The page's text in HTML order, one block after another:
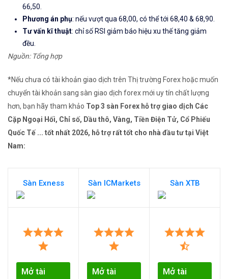
66,50.
Phương án phụ: nếu vượt qua 68,00, có thể tới 68,40 & 68,90.
Tư vấn kĩ thuật: chỉ số RSI giảm báo hiệu xu thế tăng giảm
đều.
Nguồn: Tổng hợp
*Nếu chưa có tài khoản giao dịch trên Thị trường Forex hoặc muốn
chuyển tài khoản sang sàn giao dịch forex mới uy tín chất lượng
hơn, bạn hãy tham khảo Top 3 sàn Forex hỗ trợ giao dịch Các
Cặp Ngoại Hối, Chỉ số, Dầu thô, Vàng, Tiền Điện Tử, Cổ Phiếu
Quốc Tế ... tốt nhất 2026, hỗ trợ rất tốt cho nhà đầu tư tại Việt
Nam:
Sàn Exness Sàn ICMarkets Sàn XTB
Mở tài
Mở tài
Mở tài